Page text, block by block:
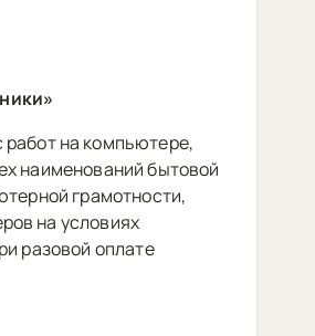
работ на компьютере,
наименований бытовой
грамотности,
на условиях
разовой оплате